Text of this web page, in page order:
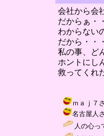
会社から会
だからぁ・
わからない
だから・・・
私の事、ど
ホントにし
救ってくれ
ｍａｊ７
名古屋人
人の心